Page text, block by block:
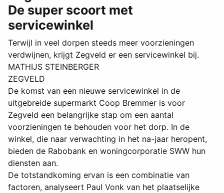
De super scoort met
servicewinkel
Terwijl in veel dorpen steeds meer voorzieningen
verdwijnen, krijgt Zegveld er een servicewinkel bij.
MATHIJS STEINBERGER
ZEGVELD
De komst van een nieuwe servicewinkel in de
uitgebreide supermarkt Coop Bremmer is voor
Zegveld een belangrijke stap om een aantal
voorzieningen te behouden voor het dorp. In de
winkel, die naar verwachting in het na-jaar heropent,
bieden de Rabobank en woningcorporatie SWW hun
diensten aan.
De totstandkoming ervan is een combinatie van
factoren, analyseert Paul Vonk van het plaatselijke